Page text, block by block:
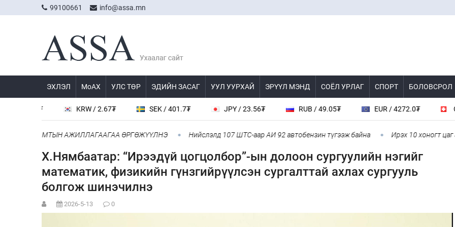
99100661 info@assa.mn
ЭХЛЭЛ МоАХ УЛС ТӨР ЭДИЙН ЗАСАГ УУЛ УУРХАЙ ЭРҮҮЛ МЭНД СОЁЛ УРЛАГ СПОРТ БОЛОВСРОЛ
KRW / 2.67₮ SEK / 401.7₮ JPY / 23.56₮ RUB / 49.05₮ EUR / 4272.0₮ CHF /
ХАМТЫН АЖИЛЛАГААГАА ӨРГӨЖҮҮЛНЭ Нийслэлд 107 ШТС-аар АИ 92 автобензин түгээж байна Ирэх 10 хоногт цаг
Х.Нямбаатар: “Ирээдүй цогцолбор”-ын долоон сургуулийн нэгийг
математик, физикийн гүнзгийрүүлсэн сургалттай ахлах сургууль
болгож шинэчилнэ
2026-5-13 0